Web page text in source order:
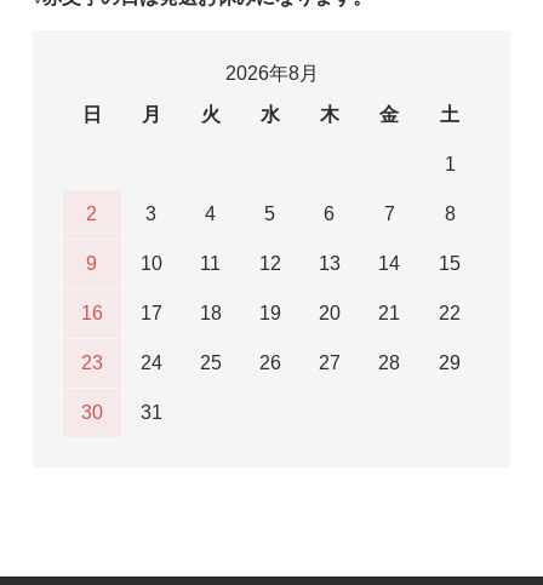
2026年8月
日
月 火 水 木 金 土
1
2 3 4 5 6 7 8
9 10 11 12 13 14 15
16 17 18 19 20 21 22
23 24 25 26 27 28 29
30 31